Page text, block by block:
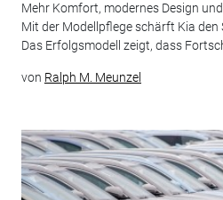
Mehr Komfort, modernes Design
Mit der Modellpflege schärft Kia den
Das Erfolgsmodell zeigt, dass
von Ralph M. Meunzel